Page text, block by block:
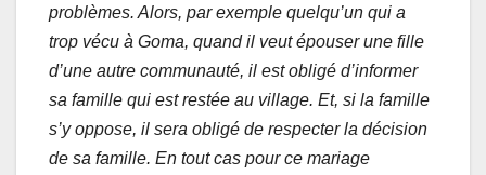
problèmes. Alors, par exemple quelqu’un qui a
trop vécu à Goma, quand il veut épouser une fille
d’une autre communauté, il est obligé d’informer
sa famille qui est restée au village. Et, si la famille
s’y oppose, il sera obligé de respecter la décision
de sa famille. En tout cas pour ce mariage